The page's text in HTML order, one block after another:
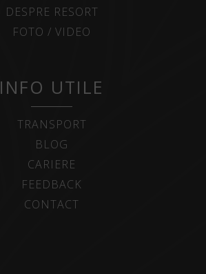
DESPRE RESORT
FOTO / VIDEO
INFO UTILE
TRANSPORT
BLOG
CARIERE
FEEDBACK
CONTACT